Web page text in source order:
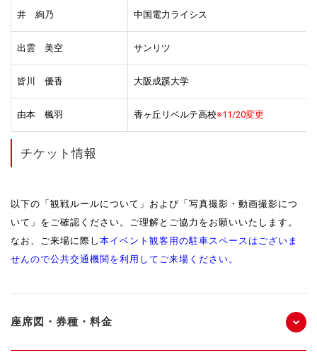
井 絢乃 中国電力ライシス
出雲 美空 サンリツ
皆川 優香 大阪成蹊大学
由本 楓羽 香ヶ丘リベルテ高校※11/20変更
チケット情報
以下の「観戦ルールについて」および「写真撮影・動画撮影につ
いて」をご確認ください。ご理解とご協力をお願いいたします。
なお、ご来場に際し 本イベント観客用の駐車スペースはございま
せんので公共交通機関を利用してご来場ください。
座席図・券種・料金